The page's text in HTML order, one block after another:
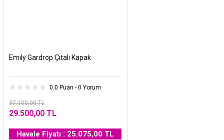
Emily Gardrop Çıtalı Kapak
0.0 Puan - 0 Yorum
37.100,00 TL
29.500,00 TL
Havale Fiyatı : 25.075,00 TL